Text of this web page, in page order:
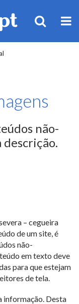
BUSCA
não-
– cegueira
de um site, é
não-
em texto deve
para que estejam
de tela.
informação. Desta